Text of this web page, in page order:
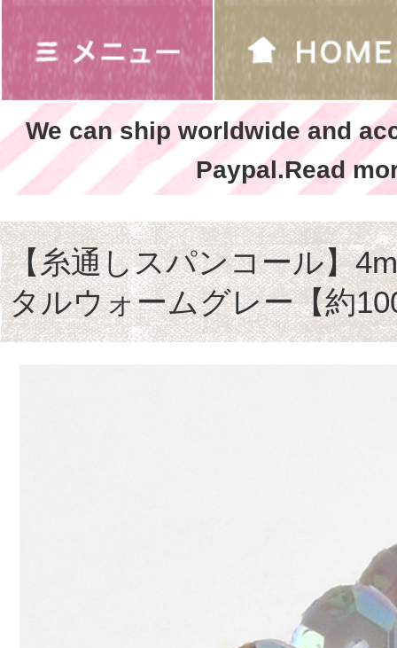
We can ship worldwide and
Paypal.Read
【糸通しスパンコール】
タルウォームグレー【約